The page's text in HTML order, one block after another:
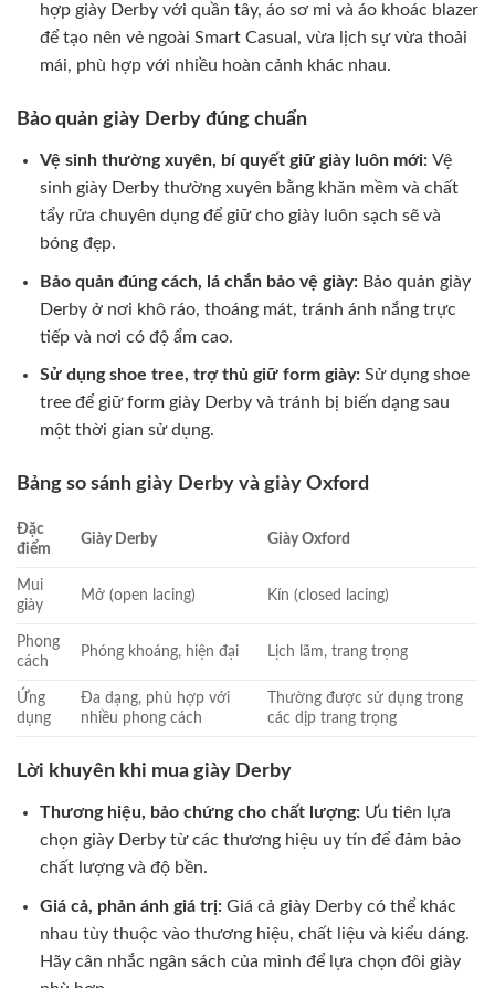
hợp giày Derby với quần tây, áo sơ mi và áo khoác blazer
để tạo nên vẻ ngoài Smart Casual, vừa lịch sự vừa thoải
mái, phù hợp với nhiều hoàn cảnh khác nhau.
Bảo quản giày Derby đúng chuẩn
Vệ sinh thường xuyên, bí quyết giữ giày luôn mới: Vệ
sinh giày Derby thường xuyên bằng khăn mềm và chất
tẩy rửa chuyên dụng để giữ cho giày luôn sạch sẽ và
bóng đẹp.
Bảo quản đúng cách, lá chắn bảo vệ giày: Bảo quản giày
Derby ở nơi khô ráo, thoáng mát, tránh ánh nắng trực
tiếp và nơi có độ ẩm cao.
Sử dụng shoe tree, trợ thủ giữ form giày: Sử dụng shoe
tree để giữ form giày Derby và tránh bị biến dạng sau
một thời gian sử dụng.
Bảng so sánh giày Derby và giày Oxford
Đặc
điểm
Giày Derby Giày Oxford
Mui
giày
Mở (open lacing) Kín (closed lacing)
Phong
cách
Phóng khoáng, hiện đại Lịch lãm, trang trọng
Ứng
dụng
Đa dạng, phù hợp với
nhiều phong cách
Thường được sử dụng trong
các dịp trang trọng
Lời khuyên khi mua giày Derby
Thương hiệu, bảo chứng cho chất lượng: Ưu tiên lựa
chọn giày Derby từ các thương hiệu uy tín để đảm bảo
chất lượng và độ bền.
Giá cả, phản ánh giá trị: Giá cả giày Derby có thể khác
nhau tùy thuộc vào thương hiệu, chất liệu và kiểu dáng.
Hãy cân nhắc ngân sách của mình để lựa chọn đôi giày